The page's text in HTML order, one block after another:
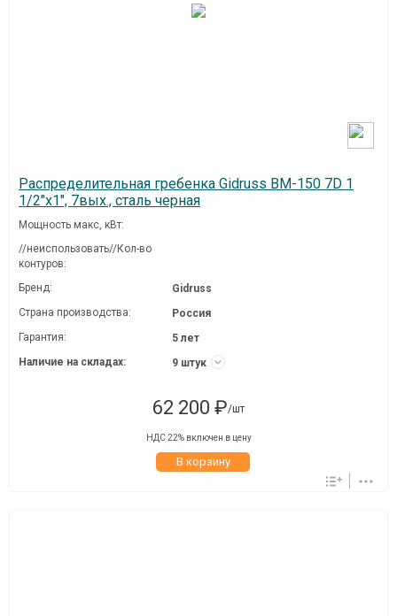
Распределительная гребенка Gidruss BM-150 7D 1
1/2"х1", 7вых., сталь черная
Мощность макс, кВт:
//неиспользовать//Кол-во
контуров:
Бренд:
Gidruss
Страна производства:
Россия
Гарантия:
5 лет
Наличие на складах:
9 штук
62 200 ₽/шт
НДС 22% включен в цену
В корзину